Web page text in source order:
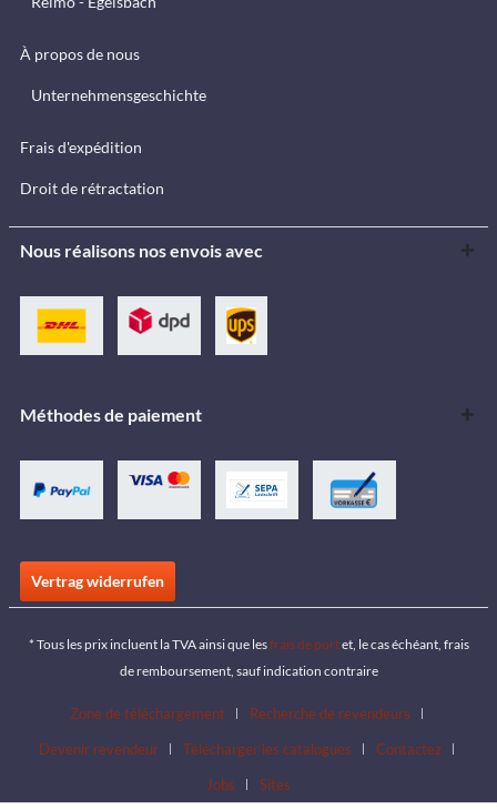
À propos de nous
Unternehmensgeschichte
Frais d'expédition
Droit de rétractation
Nous réalisons nos envois avec
Méthodes de paiement
Vertrag widerrufen
* Tous les prix incluent la TVA ainsi que lesfrais de portet, le cas échéant, frais
de remboursement, sauf indication contraire
Zone de téléchargement
Recherche de revendeurs
Devenir revendeur
Télécharger les catalogues
Contactez
Jobs
Sites